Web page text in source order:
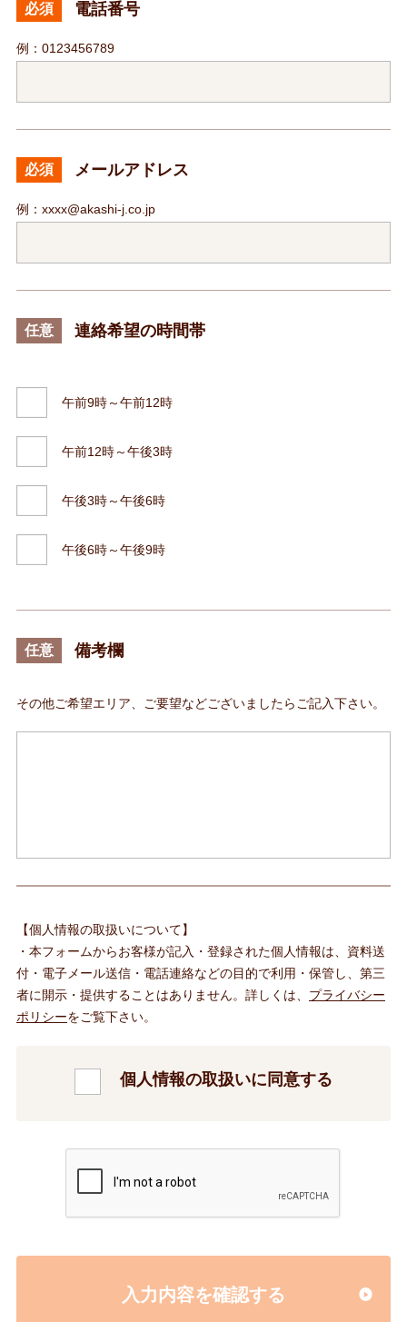
必須 電話番号
例：0123456789
必須 メールアドレス
例：xxxx@akashi-j.co.jp
任意 連絡希望の時間帯
午前9時～午前12時
午前12時～午後3時
午後3時～午後6時
午後6時～午後9時
任意 備考欄
その他ご希望エリア、ご要望などございましたらご記入下さい。
【個人情報の取扱いについて】
・本フォームからお客様が記入・登録された個人情報は、資料送
付・電子メール送信・電話連絡などの目的で利用・保管し、第三
者に開示・提供することはありません。詳しくは、 プライバシー
ポリシーをご覧下さい。
個人情報の取扱いに同意する
入力内容を確認する